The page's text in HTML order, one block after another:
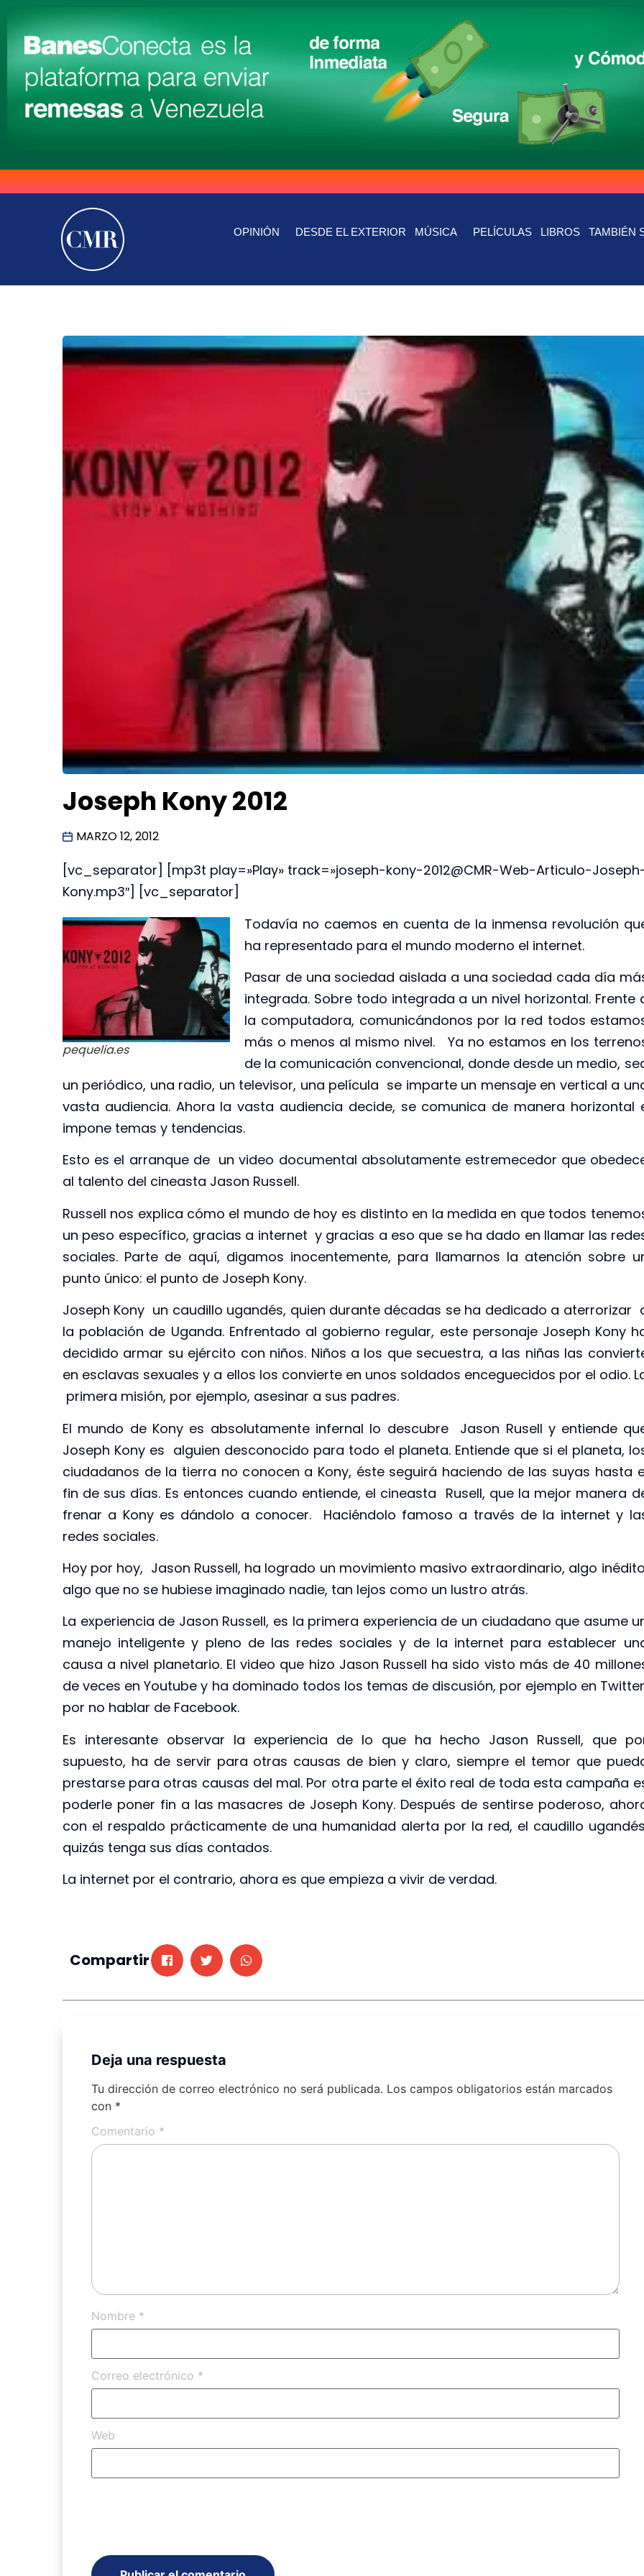
OPINIÓN DESDE EL EXTERIOR MÚSICA PELÍCULAS LIBROS TAMBIÉN
Joseph Kony 2012
MARZO 12, 2012
[vc_separator] [mp3t play=»Play» track=»joseph-kony-2012@CMR-Web-Articulo-
Kony.mp3″] [vc_separator]
pequelia.es
Todavía no caemos en cuenta de la inmensa revolución
ha representado para el mundo moderno el internet.
Pasar de una sociedad aislada a una sociedad cada día
integrada. Sobre todo integrada a un nivel horizontal. Frente
la computadora, comunicándonos por la red todos
más o menos al mismo nivel. Ya no estamos en los
de la comunicación convencional, donde desde un medio,
un periódico, una radio, un televisor, una película se imparte un mensaje en vertical a
vasta audiencia. Ahora la vasta audiencia decide, se comunica de manera horizontal
impone temas y tendencias.
Esto es el arranque de un video documental absolutamente estremecedor que
al talento del cineasta Jason Russell.
Russell nos explica cómo el mundo de hoy es distinto en la medida en que todos
un peso específico, gracias a internet y gracias a eso que se ha dado en llamar las
sociales. Parte de aquí, digamos inocentemente, para llamarnos la atención sobre
punto único: el punto de Joseph Kony.
Joseph Kony un caudillo ugandés, quien durante décadas se ha dedicado a aterrorizar
la población de Uganda. Enfrentado al gobierno regular, este personaje Joseph Kony
decidido armar su ejército con niños. Niños a los que secuestra, a las niñas las
en esclavas sexuales y a ellos los convierte en unos soldados enceguecidos por el odio.
primera misión, por ejemplo, asesinar a sus padres.
El mundo de Kony es absolutamente infernal lo descubre Jason Rusell y entiende
Joseph Kony es alguien desconocido para todo el planeta. Entiende que si el planeta,
ciudadanos de la tierra no conocen a Kony, éste seguirá haciendo de las suyas hasta
fin de sus días. Es entonces cuando entiende, el cineasta Rusell, que la mejor manera
frenar a Kony es dándolo a conocer. Haciéndolo famoso a través de la internet y
redes sociales.
Hoy por hoy, Jason Russell, ha logrado un movimiento masivo extraordinario, algo
algo que no se hubiese imaginado nadie, tan lejos como un lustro atrás.
La experiencia de Jason Russell, es la primera experiencia de un ciudadano que asume
manejo inteligente y pleno de las redes sociales y de la internet para establecer
causa a nivel planetario. El video que hizo Jason Russell ha sido visto más de 40
de veces en Youtube y ha dominado todos los temas de discusión, por ejemplo en
por no hablar de Facebook.
Es interesante observar la experiencia de lo que ha hecho Jason Russell, que
supuesto, ha de servir para otras causas de bien y claro, siempre el temor que
prestarse para otras causas del mal. Por otra parte el éxito real de toda esta campaña
poderle poner fin a las masacres de Joseph Kony. Después de sentirse poderoso,
con el respaldo prácticamente de una humanidad alerta por la red, el caudillo
quizás tenga sus días contados.
La internet por el contrario, ahora es que empieza a vivir de verdad.
Compartir
Deja una respuesta
Tu dirección de correo electrónico no será publicada. Los campos obligatorios están marcados
con *
Comentario *
Nombre *
Correo electrónico *
Web